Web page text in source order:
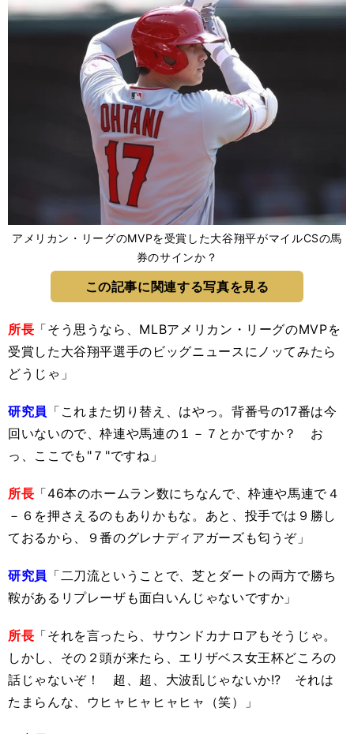
アメリカン・リーグのMVPを受賞した大谷翔平がマイルCSの馬
券のサインか？
この記事に関連する写真を見る
所長 「そう思うなら、MLBアメリカン・リーグのMVPを
受賞した大谷翔平選手のビッグニュースにノッてみたら
どうじゃ」
研究員 「これまた切り替え、はやっ。背番号の17番は今
回いないので、枠連や馬連の１－７とかですか？ お
っ、ここでも"７"ですね」
所長 「46本のホームラン数にちなんで、枠連や馬連で４
－６を押さえるのもありかもな。あと、投手では９勝し
ておるから、９番のグレナディアガーズも匂うぞ」
研究員 「二刀流ということで、芝とダートの両方で勝ち
鞍があるリプレーザも面白いんじゃないですか」
所長 「それを言ったら、サウンドカナロアもそうじゃ。
しかし、その２頭が来たら、エリザベス女王杯どころの
話じゃないぞ！ 超、超、大波乱じゃないか!? それは
たまらんな、ウヒャヒャヒャヒャ（笑）」